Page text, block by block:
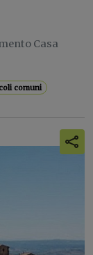
Casa
comuni